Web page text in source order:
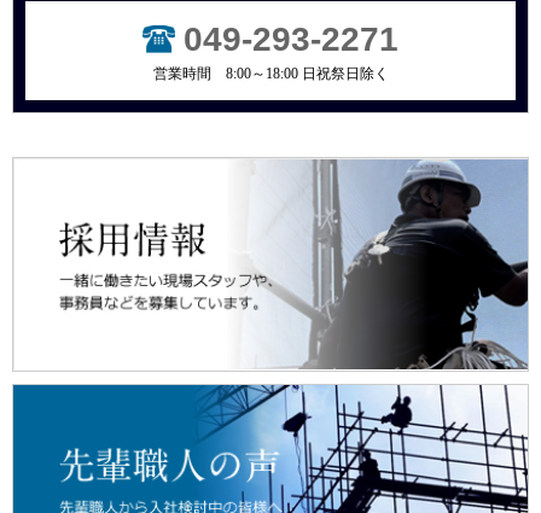
求人情報
049-293-2271
営業時間 8:00～18:00 日祝祭日除く